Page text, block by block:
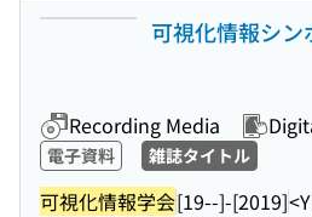
可視化情報シン
Recording Media
電子資料
雑誌タイトル
可視化情報学会[19--]-[2019]